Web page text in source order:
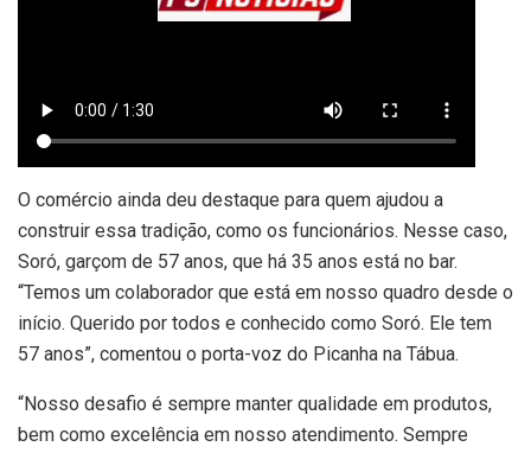
O comércio ainda deu destaque para quem ajudou a
construir essa tradição, como os funcionários. Nesse caso,
Soró, garçom de 57 anos, que há 35 anos está no bar.
“Temos um colaborador que está em nosso quadro desde o
início. Querido por todos e conhecido como Soró. Ele tem
57 anos”, comentou o porta-voz do Picanha na Tábua.
“Nosso desafio é sempre manter qualidade em produtos,
bem como excelência em nosso atendimento. Sempre